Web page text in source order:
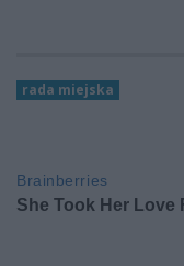
rada miejska